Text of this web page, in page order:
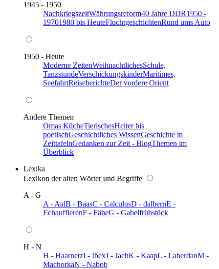
1945 - 1950
NachkriegszeitWährungsreform40 Jahre DDR1950 -
19701980 bis HeuteFluchtgeschichtenRund ums Auto
1950 - Heute
Moderne ZeitenWeihnachtlichesSchule,
TanzstundeVerschickungskinderMaritimes,
SeefahrtReiseberichteDer vordere Orient
Andere Themen
Omas KücheTierischesHeiter bis
poetischGeschichtliches WissenGeschichte in
ZeittafelnGedanken zur Zeit - BlogThemen im
Überblick
Lexika
Lexikon der alten Wörter und Begriffe
A - G
A - AalB - BaasC - CalculusD - dalbernE -
EchauffierenF - FäheG - Gabelfrühstück
H - N
H - HaarnetzI - IbexJ - JachK - KaapL - LaberdanM -
MachorkaN - Nabob